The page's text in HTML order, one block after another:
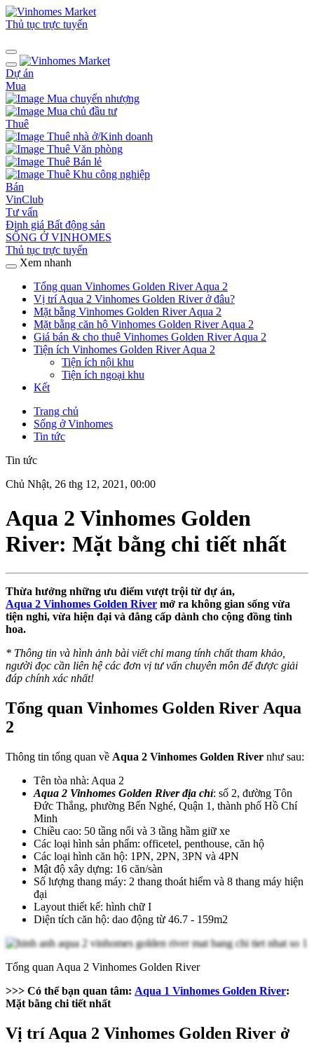
Thủ tục trực tuyến
Dự án
Mua
Mua chuyển nhượng
Mua chủ đầu tư
Thuê
Thuê nhà ở/Kinh doanh
Thuê Văn phòng
Thuê Bán lẻ
Thuê Khu công nghiệp
Bán
VinClub
Tư vấn
Định giá Bất động sản
SỐNG Ở VINHOMES
Thủ tục trực tuyến
Xem nhanh
Tổng quan Vinhomes Golden River Aqua 2
Vị trí Aqua 2 Vinhomes Golden River ở đâu?
Mặt bằng Vinhomes Golden River Aqua 2
Mặt bằng căn hộ Vinhomes Golden River Aqua 2
Giá bán & cho thuê Vinhomes Golden River Aqua 2
Tiện ích Vinhomes Golden River Aqua 2
Tiện ích nội khu
Tiện ích ngoại khu
Kết
Trang chủ
Sống ở Vinhomes
Tin tức
Tin tức
Chủ Nhật, 26 thg 12, 2021, 00:00
Aqua 2 Vinhomes Golden
River: Mặt bằng chi tiết nhất
Thừa hưởng những ưu điểm vượt trội từ dự án,
Aqua 2 Vinhomes Golden River mở ra không gian sống vừa
tiện nghi, vừa hiện đại và đẳng cấp dành cho cộng đồng tinh
hoa.
* Thông tin và hình ảnh bài viết chỉ mang tính chất tham khảo,
người đọc cần liên hệ các đơn vị tư vấn chuyên môn để được giải
đáp chính xác nhất!
Tổng quan Vinhomes Golden River Aqua
2
Thông tin tổng quan về Aqua 2 Vinhomes Golden River như sau:
Tên tòa nhà: Aqua 2
Aqua 2 Vinhomes Golden River địa chỉ: số 2, đường Tôn
Đức Thắng, phường Bến Nghé, Quận 1, thành phố Hồ Chí
Minh
Chiều cao: 50 tầng nổi và 3 tầng hầm giữ xe
Các loại hình sản phẩm: officetel, penthouse, căn hộ
Các loại hình căn hộ: 1PN, 2PN, 3PN và 4PN
Mật độ xây dựng: 16 căn/sàn
Số lượng thang máy: 2 thang thoát hiểm và 8 thang máy hiện
đại
Layout thiết kế: hình chữ I
Diện tích căn hộ: dao động từ 46.7 - 159m2
Tổng quan Aqua 2 Vinhomes Golden River
>>> Có thể bạn quan tâm: Aqua 1 Vinhomes Golden River:
Mặt bằng chi tiết nhất
Vị trí Aqua 2 Vinhomes Golden River ở